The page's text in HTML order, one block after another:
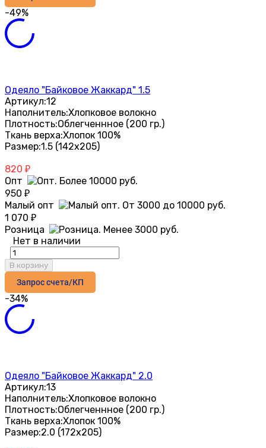
-49%
Одеяло "Байковое Жаккард" 1.5
Артикул:12
Наполнитель:Хлопковое волокно
Плотность:Облегченнное (200 гр.)
Ткань верха:Хлопок 100%
Размер:1.5 (142х205)
820 ₽
Опт
950 ₽
Малый опт
1 070 ₽
Розница
Нет в наличии
В корзину
Запрос счета/КП
-34%
Одеяло "Байковое Жаккард" 2.0
Артикул:13
Наполнитель:Хлопковое волокно
Плотность:Облегченнное (200 гр.)
Ткань верха:Хлопок 100%
Размер:2.0 (172х205)